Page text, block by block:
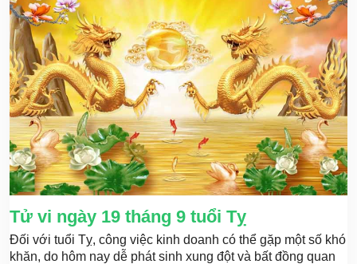
Tử vi ngày 19 tháng 9 tuổi Tỵ
Đối với tuổi Tỵ, công việc kinh doanh có thể gặp một số khó
khăn, do hôm nay dễ phát sinh xung đột và bất đồng quan